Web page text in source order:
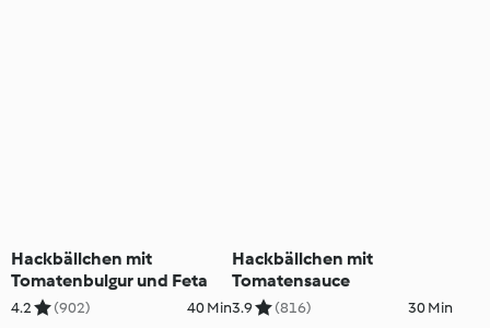
Hackbällchen mit
Tomatenbulgur und Feta
4.2 (902) 40 Min
Hackbällchen mit
Tomatensauce
3.9 (816) 30 Min